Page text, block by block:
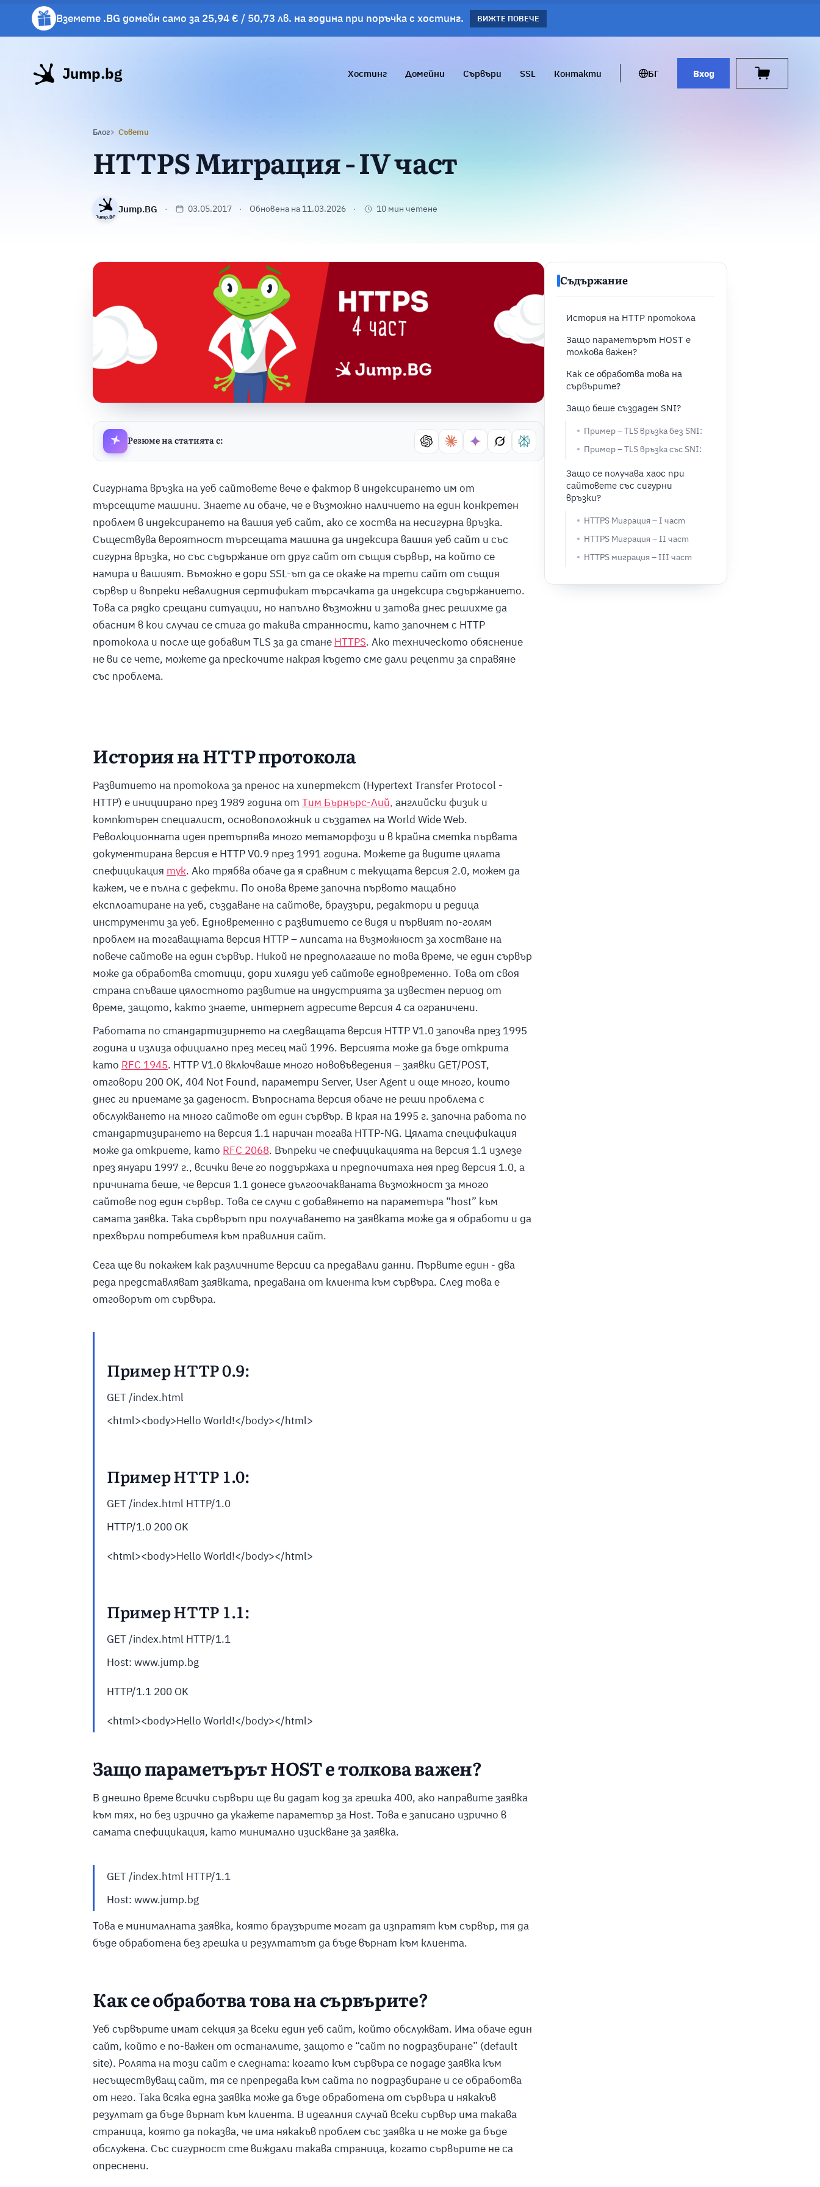
Вземете .BG домейн само за 25,94 € / 50,73 лв. на година при поръчка с хостинг. ВИЖТЕ ПОВЕЧЕ
Вземете подарък чаша с избрани хостинг планове! ВИЖΤΕ ПОВЕЧЕ
Jump.bg Хостинг Домейни Сървъри SSL Контакти БГ Вход
Блог Съвети
HTTPS Миграция - IV част
Jump.BG 03.05.2017 Обновена на 11.03.2026 10 мин четене
Съдържание
История на HTTP протокола
Защо параметърът HOST е
толкова важен?
Как се обработва това на
сървърите?
Защо беше създаден SNI?
Пример – TLS връзка без SNI:
Пример – TLS връзка със SNI:
Защо се получава хаос при
сайтовете със сигурни
връзки?
HTTPS Миграция – I част
HTTPS Миграция – II част
HTTPS миграция – III част
Резюме на статията с:
Сигурната връзка на уеб сайтовете вече е фактор в индексирането им от
търсещите машини. Знаете ли обаче, че е възможно наличието на един конкретен
проблем в индексирането на вашия уеб сайт, ако се хоства на несигурна връзка.
Съществува вероятност търсещата машина да индексира вашия уеб сайт и със
сигурна връзка, но със съдържание от друг сайт от същия сървър, на който се
намира и вашият. Въможно е дори SSL-ът да се окаже на трети сайт от същия
сървър и въпреки невалидния сертификат търсачката да индексира съдържанието.
Това са рядко срещани ситуации, но напълно възможни и затова днес решихме да
обасним в кои случаи се стига до такива странности, като започнем с HTTP
протокола и после ще добавим TLS за да стане HTTPS. Ако техническото обяснение
не ви се чете, можете да прескочите накрая където сме дали рецепти за справяне
със проблема.
История на HTTP протокола
Развитието на протокола за пренос на хипертекст (Hypertext Transfer Protocol -
HTTP) е инициирано през 1989 година от Тим Бърнърс-Лий, английски физик и
компютърен специалист, основоположник и създател на World Wide Web.
Революционната идея претърпява много метаморфози и в крайна сметка първата
документирана версия е HTTP V0.9 през 1991 година. Можете да видите цялата
спефицикация тук. Ако трябва обаче да я сравним с текущата версия 2.0, можем да
кажем, че е пълна с дефекти. По онова време започна първото мащабно
експлоатиране на уеб, създаване на сайтове, браузъри, редактори и редица
инструменти за уеб. Едновременно с развитието се видя и първият по-голям
проблем на тогаващната версия HTTP – липсата на възможност за хостване на
повече сайтове на един сървър. Никой не предполагаше по това време, че един сървър
може да обработва стотици, дори хиляди уеб сайтове едновременно. Това от своя
страна спъваше цялостното развитие на индустрията за известен период от
време, защото, както знаете, интернет адресите версия 4 са ограничени.
Работата по стандартизирнето на следващата версия HTTP V1.0 започва през 1995
година и излиза официално през месец май 1996. Версията може да бъде открита
като RFC 1945. HTTP V1.0 включваше много нововъведения – заявки GET/POST,
отговори 200 OK, 404 Not Found, параметри Server, User Agent и още много, които
днес ги приемаме за даденост. Въпросната версия обаче не реши проблема с
обслужването на много сайтове от един сървър. В края на 1995 г. започна работа по
стандартизирането на версия 1.1 наричан тогава HTTP-NG. Цялата спецификация
може да откриете, като RFC 2068. Въпреки че спефицикацията на версия 1.1 излезе
през януари 1997 г., всички вече го поддържаха и предпочитаха нея пред версия 1.0, а
причината беше, че версия 1.1 донесе дългоочакваната възможност за много
сайтове под един сървър. Това се случи с добавянето на параметъра “host” към
самата заявка. Така сървърът при получаването на заявката може да я обработи и да
прехвърли потребителя към правилния сайт.
Сега ще ви покажем как различните версии са предавали данни. Първите един - два
реда представляват заявката, предавана от клиента към сървъра. След това е
отговорът от сървъра.
ПримерHTTP 0.9:
GET /index.html
<html><body>Hello World!</body></html>
ПримерHTTP 1.0:
GET /index.html HTTP/1.0
HTTP/1.0 200 OK
<html><body>Hello World!</body></html>
ПримерHTTP 1.1:
GET /index.html HTTP/1.1
Host: www.jump.bg
HTTP/1.1 200 OK
<html><body>Hello World!</body></html>
Защо параметърът HOST е толкова важен?
В днешно време всички сървъри ще ви дадат код за грешка 400, ако направите заявка
към тях, но без изрично да укажете параметър за Host. Това е записано изрично в
самата спефицикация, като минимално изискване за заявка.
GET /index.html HTTP/1.1
Host: www.jump.bg
Това е минималната заявка, която браузърите могат да изпратят към сървър, тя да
бъде обработена без грешка и резултатът да бъде върнат към клиента.
Как се обработва това на сървърите?
Уеб сървърите имат секция за всеки един уеб сайт, който обслужват. Има обаче един
сайт, който е по-важен от останалите, защото е “сайт по подразбиране” (default
site). Ролята на този сайт е следната: когато към сървъра се подаде заявка към
несъществуващ сайт, тя се препредава към сайта по подразбиране и се обработва
от него. Така всяка една заявка може да бъде обработена от сървъра и някакъв
резултат да бъде върнат към клиента. В идеалния случай всеки сървър има такава
страница, която да показва, че има някакъв проблем със заявка и не може да бъде
обслужена. Със сигурност сте виждали такава страница, когато сървърите не са
опреснени.